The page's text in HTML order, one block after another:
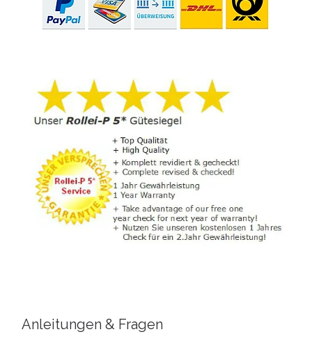
Anleitungen & Fragen